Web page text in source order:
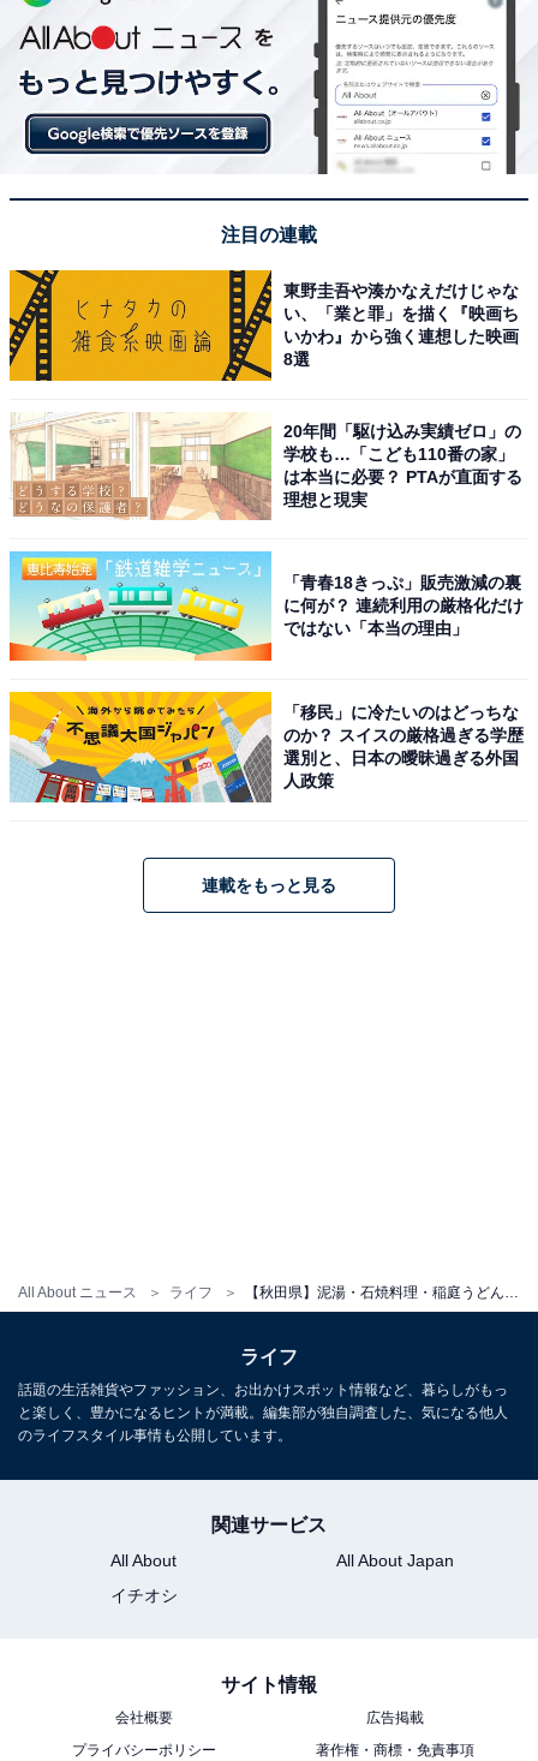
All About ニュース ライフ
男鹿温泉郷（写真はイメージです）
男鹿半島の北部に位置する男鹿温泉郷は、坂上田村麻呂
江戸時代の温泉番付では最高位に次ぐ「東の小結」に選
「熱の湯」とも呼ばれています。
この地を訪れたならユネスコ無形文化遺産「ナマハゲ文
山伝承館」でナマハゲの歴史や乱入体験が楽しめ、「な
まはげ太鼓」の勇壮な公演も圧巻です。
っ赤に熱した小石を魚介の入った桶に放り込む豪快な演
出が五感を刺激します。紅ずわいがにや新鮮な海の幸、
特産の男鹿梨も楽しめます。
男鹿温泉郷周辺にある旅館・ホテルを楽天トラベルで見る
八幡平国立公園の雄大な自然に抱かれた秋田八幡平（あ
きたはちまんたい）温泉郷は、開湯から300年以上の歴
注目の連載
東野圭吾や湊かなえだけじゃな
い、「業と罪」を描く『映画ち
いかわ』から強く連想した映画
8選
20年間「駆け込み実績ゼロ」の
学校も…「こども110番の家」
は本当に必要？ PTAが直面する
理想と現実
「青春18きっぷ」販売激減の裏
に何が？ 連続利用の厳格化だけ
ではない「本当の理由」
「移民」に冷たいのはどっちな
のか？ スイスの厳格過ぎる学歴
選別と、日本の曖昧過ぎる外国
人政策
連載をもっと見る
ライフ
話題の生活雑貨やファッション、お出かけスポット情報など、暮らしがもっ
と楽しく、豊かになるヒントが満載。編集部が独自調査した、気になる他人
のライフスタイル事情も公開しています。
関連サービス
All About
All About Japan
イチオシ
サイト情報
会社概要
広告掲載
プライバシーポリシー
著作権・商標・免責事項